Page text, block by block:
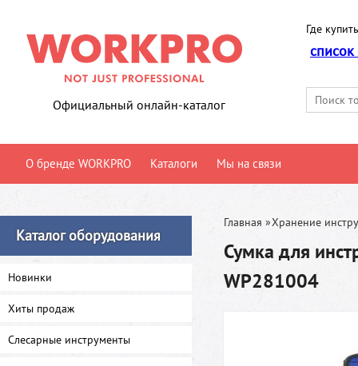
Официальный онлайн-каталог
Где
О бренде WORKPRO Каталоги Мы на связи
Каталог оборудования
Новинки
Хиты продаж
Слесарные инструменты
Главная »Хранение
Сумка для
WP281004